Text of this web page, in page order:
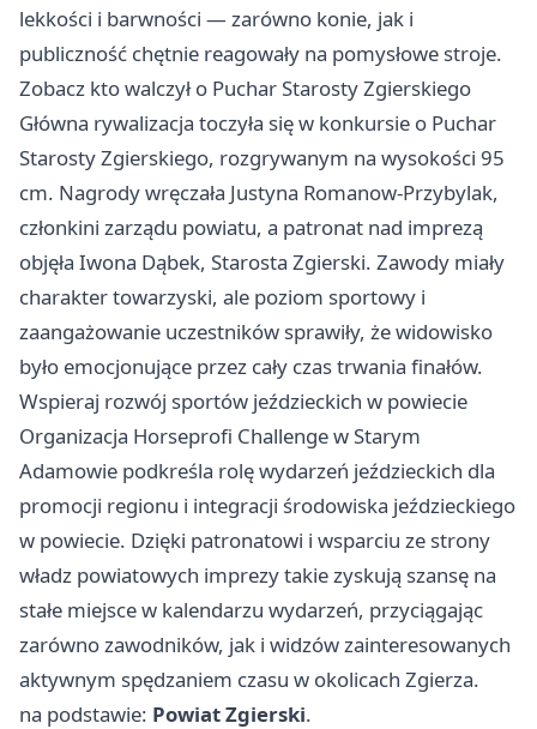
lekkości i barwności — zarówno konie, jak i
publiczność chętnie reagowały na pomysłowe stroje.
Zobacz kto walczył o Puchar Starosty Zgierskiego
Główna rywalizacja toczyła się w konkursie o Puchar
Starosty Zgierskiego, rozgrywanym na wysokości 95
cm. Nagrody wręczała Justyna Romanow-Przybylak,
członkini zarządu powiatu, a patronat nad imprezą
objęła Iwona Dąbek, Starosta Zgierski. Zawody miały
charakter towarzyski, ale poziom sportowy i
zaangażowanie uczestników sprawiły, że widowisko
było emocjonujące przez cały czas trwania finałów.
Wspieraj rozwój sportów jeździeckich w powiecie
Organizacja Horseprofi Challenge w Starym
Adamowie podkreśla rolę wydarzeń jeździeckich dla
promocji regionu i integracji środowiska jeździeckiego
w powiecie. Dzięki patronatowi i wsparciu ze strony
władz powiatowych imprezy takie zyskują szansę na
stałe miejsce w kalendarzu wydarzeń, przyciągając
zarówno zawodników, jak i widzów zainteresowanych
aktywnym spędzaniem czasu w okolicach Zgierza.
na podstawie: Powiat Zgierski.